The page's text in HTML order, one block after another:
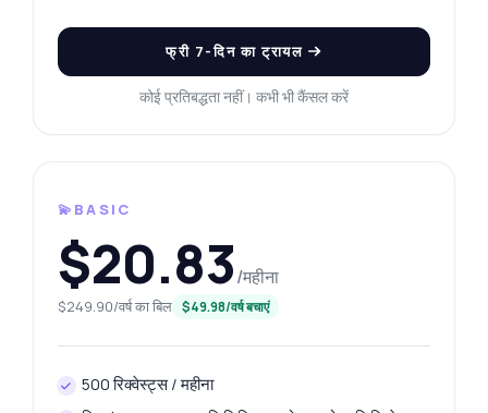
फ्री 7-दिन का ट्रायल
कोई प्रतिबद्धता नहीं। कभी भी कैंसल करें
💫BASIC
$20.83/महीना
$249.90/वर्ष का बिल $49.98/वर्ष बचाएं
500 रिक्वेस्ट्स / महीना